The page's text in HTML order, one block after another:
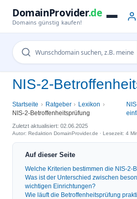
DomainProvider.de
Domains günstig kaufen!
NIS-2-
Startseite Ratgeber
Lexikon
NIS-2-Betroffenheitsprüfung
Zuletzt aktualisiert: 02.06.2025
Autor: Redaktion DomainProvider.de · Lesezeit: 4
Auf dieser Seite
Welche Kriterien bestimmen die NIS-2-
Was ist der Unterschied zwischen
wichtigen Einrichtungen?
Wie läuft die Betroffenheitsprüfung